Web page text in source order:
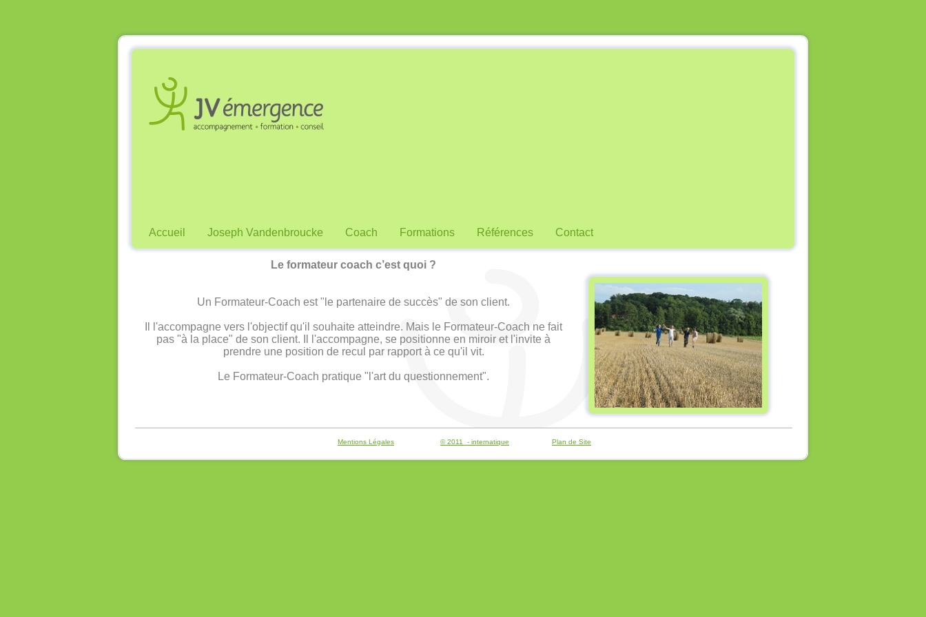
Accueil Joseph Vandenbroucke Coach Formations Références Contact
Le formateur coach c’est quoi ?
Un Formateur-Coach est "le partenaire de succès" de son client.
Il l'accompagne vers l'objectif qu'il souhaite atteindre. Mais le Formateur-Coach ne fait
pas "à la place" de son client. Il l'accompagne, se positionne en miroir et l'invite à
prendre une position de recul par rapport à ce qu'il vit.
Le Formateur-Coach pratique "l'art du questionnement".
Mentions Légales © 2011 - internatique Plan de Site